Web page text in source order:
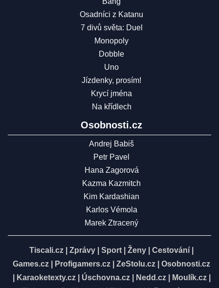
Osadníci z Katanu
7 divů světa: Duel
Monopoly
Dobble
Uno
Jízdenky, prosím!
Krycí jména
Na křídlech
Osobnosti.cz
Andrej Babiš
Petr Pavel
Hana Zagorová
Kazma Kazmitch
Kim Kardashian
Karlos Vémola
Marek Ztracený
Tiscali.cz Zprávy Sport Ženy Cestování
Games.cz
Profigamers.cz ZeStolu.cz
Osobnosti.cz
Karaoketexty.cz| Úschovna.cz| Nedd.cz| Moulík.cz|